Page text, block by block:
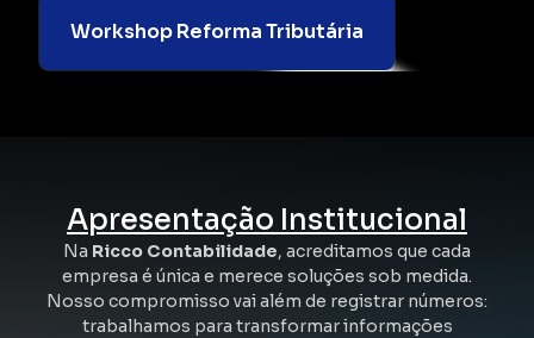
Workshop Reforma Tributária
Apresentação Institucional
Na Ricco Contabilidade, acreditamos que cada
empresa é única e merece soluções sob medida.
Nosso compromisso vai além de registrar números:
trabalhamos para transformar informações